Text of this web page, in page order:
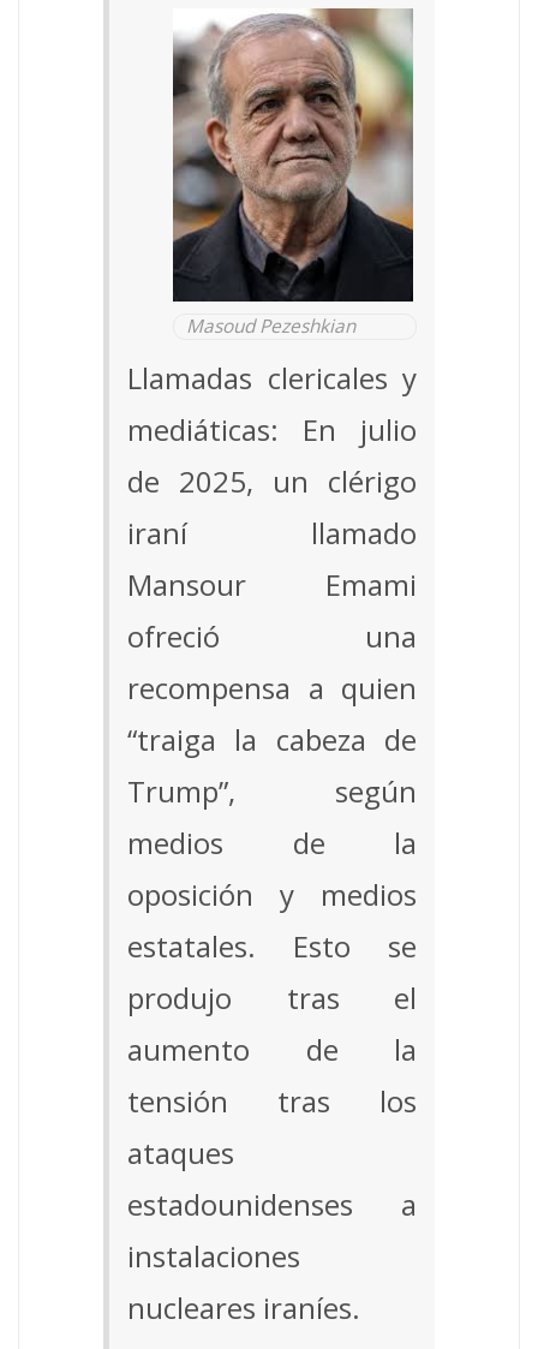
Masoud Pezeshkian
Llamadas clericales y
mediáticas: En julio
de 2025, un clérigo
iraní llamado
Mansour Emami
ofreció una
recompensa a quien
“traiga la cabeza de
Trump”, según
medios de la
oposición y medios
estatales. Esto se
produjo tras el
aumento de la
tensión tras los
ataques
estadounidenses a
instalaciones
nucleares iraníes.